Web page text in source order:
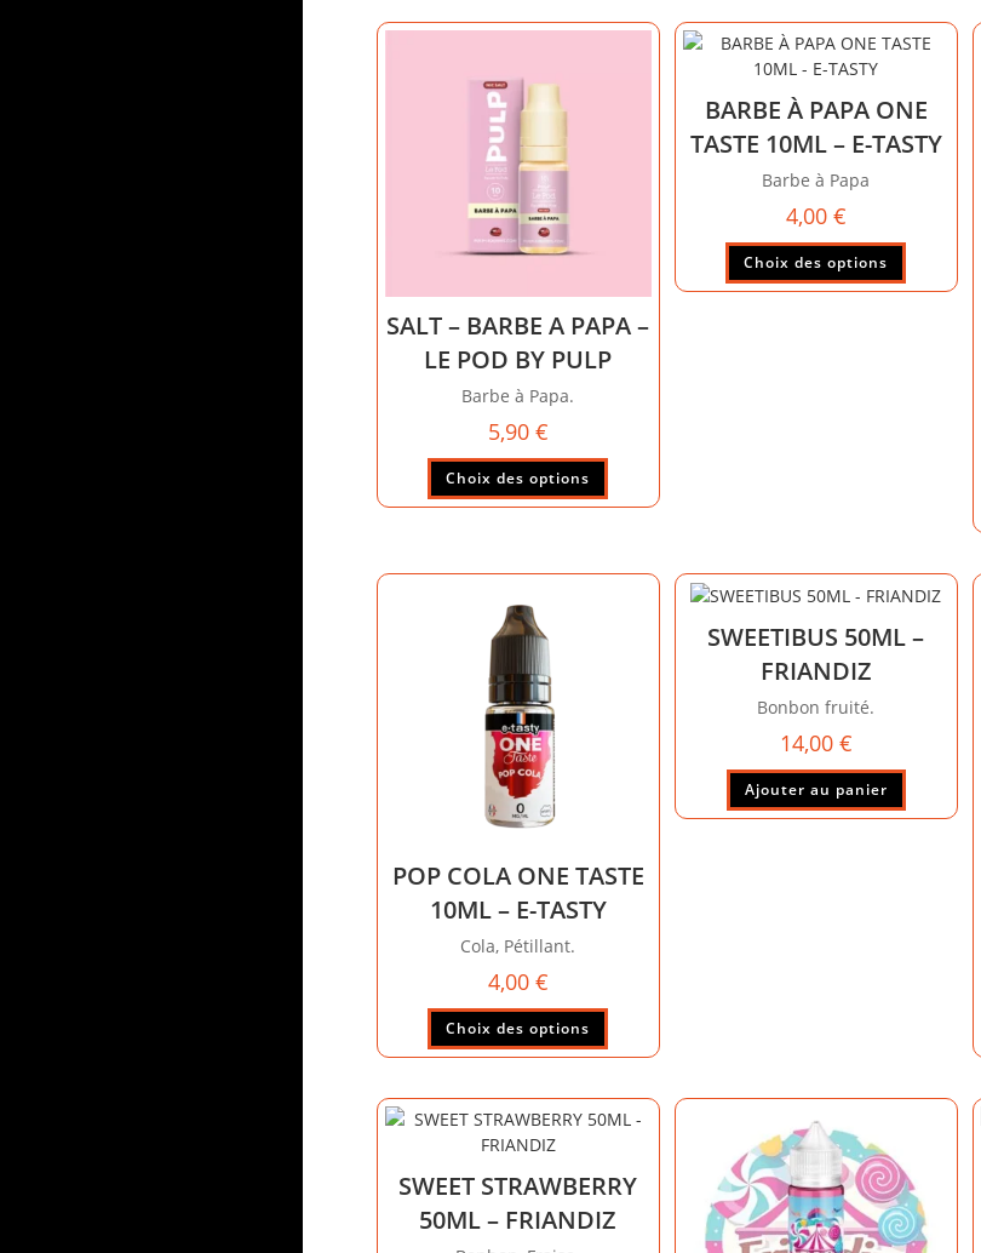
SALT – BARBE A PAPA –
LE POD BY PULP
Barbe à Papa.
5,90 €
Choix des options
BARBE À PAPA ONE
TASTE 10ML – E-TASTY
Barbe à Papa
4,00 €
Choix des options
POP COLA ONE TASTE
10ML – E-TASTY
Cola, Pétillant.
4,00 €
Choix des options
SWEETIBUS 50ML –
FRIANDIZ
Bonbon fruité.
14,00 €
Ajouter au panier
SWEET STRAWBERRY
50ML – FRIANDIZ